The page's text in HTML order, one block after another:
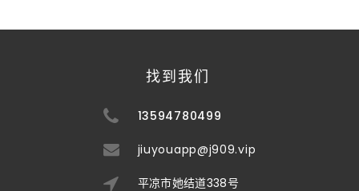
找到我们
13594780499
jiuyouapp@j909.vip
平凉市她结道338号